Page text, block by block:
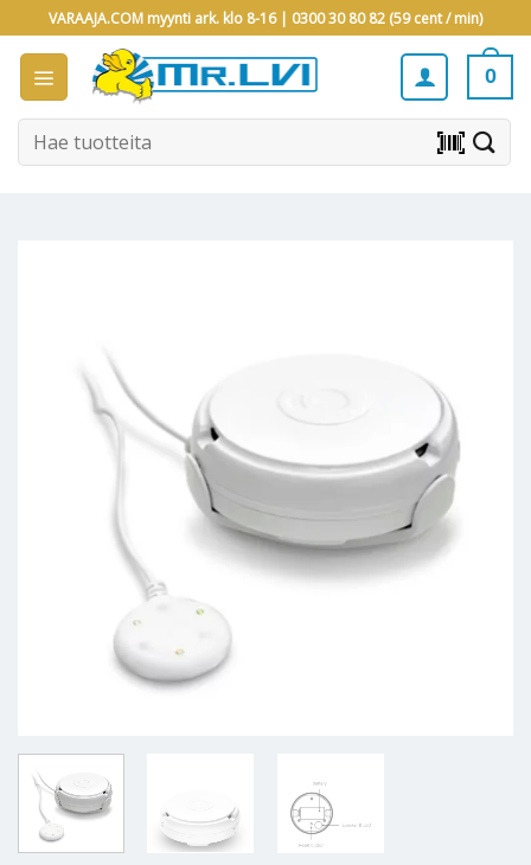
to
content
VARAAJA.COM myynti ark. klo 8-16 | 0300 30 80 82 (59 cent / min)
0
Etsi: barcode_scanner